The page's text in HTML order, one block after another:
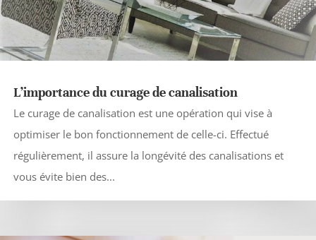
L’importance du curage de canalisation
Le curage de canalisation est une opération qui vise à
optimiser le bon fonctionnement de celle-ci. Effectué
régulièrement, il assure la longévité des canalisations et
vous évite bien des...